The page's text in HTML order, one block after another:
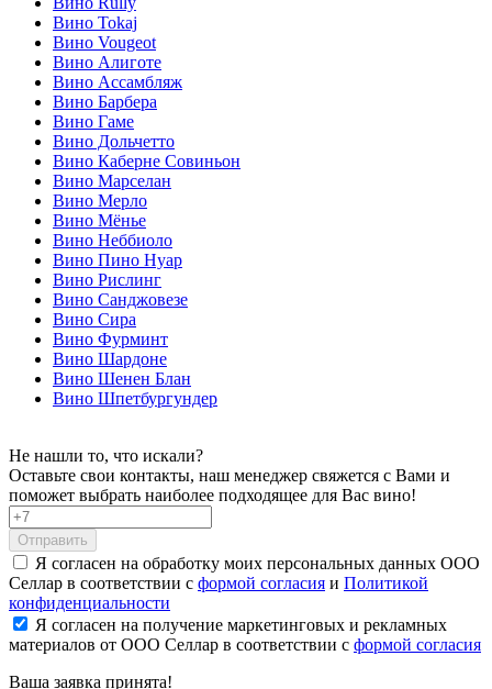
Вино Tokaj
Вино Vougeot
Вино Алиготе
Вино Ассамбляж
Вино Барбера
Вино Гаме
Вино Дольчетто
Вино Каберне Совиньон
Вино Марселан
Вино Мерло
Вино Мёнье
Вино Неббиоло
Вино Пино Нуар
Вино Рислинг
Вино Санджовезе
Вино Сира
Вино Фурминт
Вино Шардоне
Вино Шенен Блан
Вино Шпетбургундер
Не нашли то, что искали?
Оставьте свои контакты, наш менеджер свяжется с Вами и
поможет выбрать наиболее подходящее для Вас вино!
Отправить
Я согласен на обработку моих персональных данных ООО
Селлар в соответствии с формой согласия и Политикой
конфиденциальности
Я согласен на получение маркетинговых и рекламных
материалов от ООО Селлар в соответствии с формой согласия
Ваша заявка принята!